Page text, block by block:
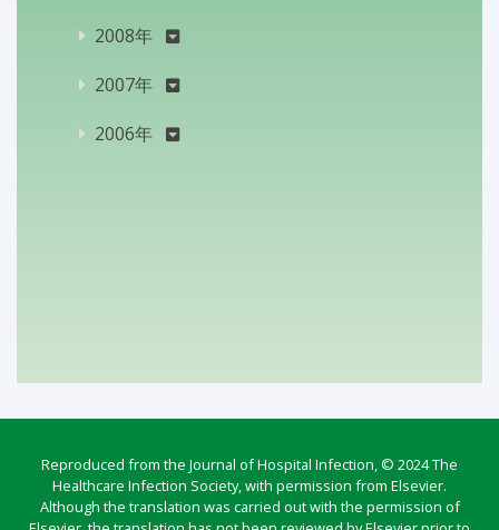
2008年
2007年
2006年
Reproduced from the Journal of Hospital Infection, © 2024 The
Healthcare Infection Society, with permission from Elsevier.
Although the translation was carried out with the permission of